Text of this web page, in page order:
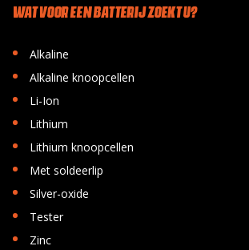
WAT VOOR EEN BATTERIJ ZOEKT U?
• Alkaline
• Alkaline knoopcellen
• Li-Ion
• Lithium
• Lithium knoopcellen
• Met soldeerlip
• Silver-oxide
• Tester
• Zinc